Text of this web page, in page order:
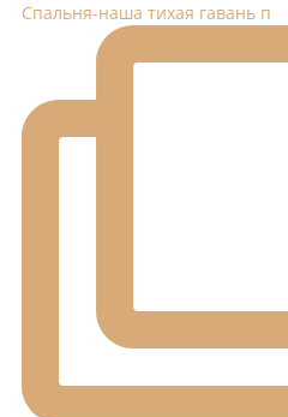
Спальня-наша тихая гавань п